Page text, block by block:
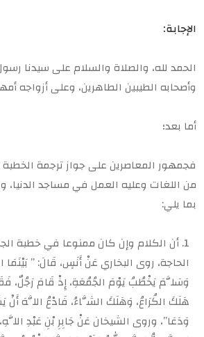
الإجابة:
الحمد لله، والصلاة والسلام على سيدنا
وأصحابه الطيبين الطاهرين، وعلى أزواجه
أما بعد؛
فجمهور المعاصرين على جواز ترجمة الخطبة
من اللغات وعليه العمل في مساجد الدنيا،
بما يلي:
أن الكلام وإن كان ممنوعا في خطبة
الحاجة، روى البخاري عَنْ أَنَسٍ، قَالَ: ”
وَسَلَّمَ يَخْطُبُ يَوْمَ الجُمُعَةِ، إِذْ قَامَ رَجُلٌ،
هَلَكَ الكُرَاعُ، وَهَلَكَ الشَّاءُ، فَادْعُ اللَّهَ أَنْ
وَدَعَا”، وروى الشيخان عَنْ جَابِرِ بْنِ عَبْدِ